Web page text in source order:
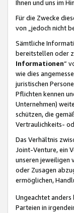
Ihnen und uns im
Für die Zwecke
von „jedoch nicht
Sämtliche
bereitstellen oder
Informationen“
wie dies
juristischen
Pflichten kennen
Unternehmen)
schützen, die
Vertraulichkeits-
Das Verhältnis
Joint-Venture, ein
unseren jeweiligen
oder Zusagen
ermöglichen,
Ungeachtet anders
Parteien in